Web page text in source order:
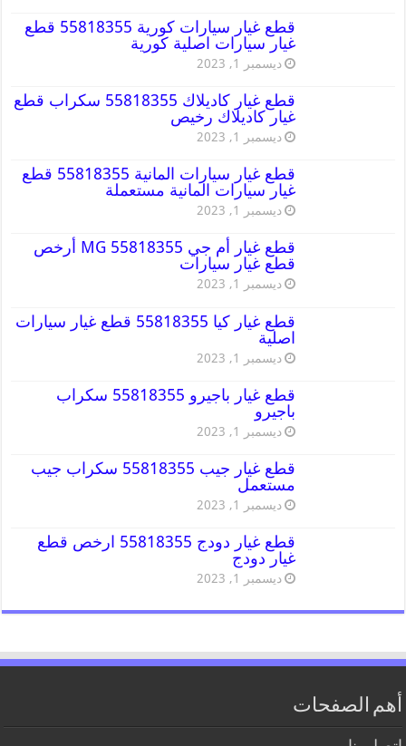
قطع غيار سيارات كورية 55818355 قطع
غيار سيارات اصلية كورية
ديسمبر 1, 2023
قطع غيار كاديلاك 55818355 سكراب قطع
غيار كاديلاك رخيص
ديسمبر 1, 2023
قطع غيار سيارات المانية 55818355 قطع
غيار سيارات المانية مستعملة
ديسمبر 1, 2023
قطع غيار أم جي MG 55818355 أرخص
قطع غيار سيارات
ديسمبر 1, 2023
قطع غيار كيا 55818355 قطع غيار سيارات
اصلية
ديسمبر 1, 2023
قطع غيار باجيرو 55818355 سكراب
باجيرو
ديسمبر 1, 2023
قطع غيار جيب 55818355 سكراب جيب
مستعمل
ديسمبر 1, 2023
قطع غيار دودج 55818355 ارخص قطع
غيار دودج
ديسمبر 1, 2023
أهم الصفحات